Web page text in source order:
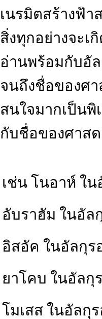
เนรมิตสร้างฟ้า
สิ่งทุกอย่างจะเ
อ่านพร้อมกับอั
จนถึงชื่อของศา
สนใจมากเป็น
กับชื่อของศาส
เช่น โนอาห์ ใ
อับราฮัม ในอั
อิสอัค ในอัลกุ
ยาโคบ ในอัลกุ
โมเสส ในอัลกุ